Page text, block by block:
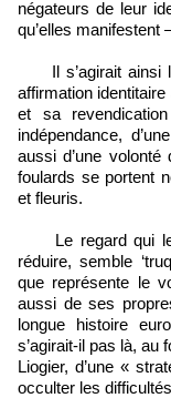
négateurs de leur
qu’elles manifestent
Il s’agirait ainsi le
affirmation
et sa
indépendance,
aussi d’une volonté
foulards se portent
et fleuris.
Le regard qui les
réduire, semble
que représente le
aussi de ses
longue histoire
s’agirait-il pas là, au
Liogier, d’une «
occulter les